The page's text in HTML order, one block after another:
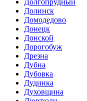
Долгопрудный
Долинск
Домодедово
Донецк
Донской
Дорогобуж
Дрезна
Дубна
Дубовка
Дудинка
Духовщина